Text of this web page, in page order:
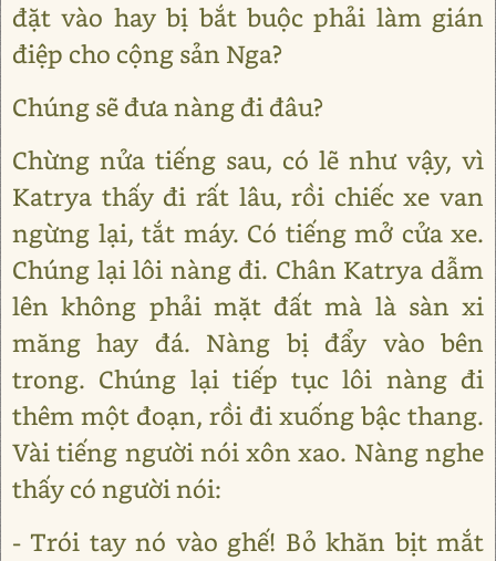
đặt vào hay bị bắt buộc phải làm gián
điệp cho cộng sản Nga?
Chúng sẽ đưa nàng đi đâu?
Chừng nửa tiếng sau, có lẽ như vậy, vì
Katrya thấy đi rất lâu, rồi chiếc xe van
ngừng lại, tắt máy. Có tiếng mở cửa xe.
Chúng lại lôi nàng đi. Chân Katrya dẫm
lên không phải mặt đất mà là sàn xi
măng hay đá. Nàng bị đẩy vào bên
trong. Chúng lại tiếp tục lôi nàng đi
thêm một đoạn, rồi đi xuống bậc thang.
Vài tiếng người nói xôn xao. Nàng nghe
thấy có người nói:
- Trói tay nó vào ghế! Bỏ khăn bịt mắt